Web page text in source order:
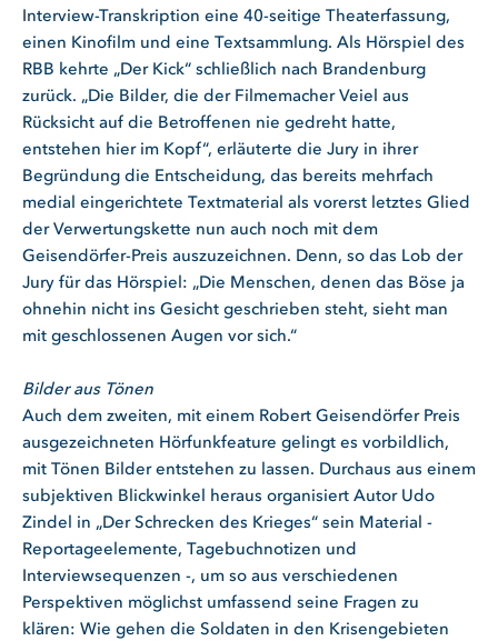
Interview-Transkription eine 40-seitige Theaterfassung,
einen Kinofilm und eine Textsammlung. Als Hörspiel des
RBB kehrte „Der Kick“ schließlich nach Brandenburg
zurück. „Die Bilder, die der Filmemacher Veiel aus
Rücksicht auf die Betroffenen nie gedreht hatte,
entstehen hier im Kopf“, erläuterte die Jury in ihrer
Begründung die Entscheidung, das bereits mehrfach
medial eingerichtete Textmaterial als vorerst letztes Glied
der Verwertungskette nun auch noch mit dem
Geisendörfer-Preis auszuzeichnen. Denn, so das Lob der
Jury für das Hörspiel: „Die Menschen, denen das Böse ja
ohnehin nicht ins Gesicht geschrieben steht, sieht man
mit geschlossenen Augen vor sich.“
Bilder aus Tönen
Auch dem zweiten, mit einem Robert Geisendörfer Preis
ausgezeichneten Hörfunkfeature gelingt es vorbildlich,
mit Tönen Bilder entstehen zu lassen. Durchaus aus einem
subjektiven Blickwinkel heraus organisiert Autor Udo
Zindel in „Der Schrecken des Krieges“ sein Material -
Reportageelemente, Tagebuchnotizen und
Interviewsequenzen -, um so aus verschiedenen
Perspektiven möglichst umfassend seine Fragen zu
klären: Wie gehen die Soldaten in den Krisengebieten